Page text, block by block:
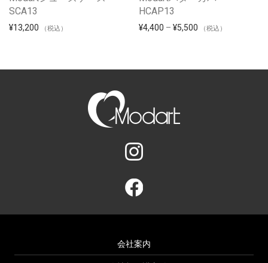
SCA13
¥13,200 （税込）
HCAP13
¥4,400 – ¥5,500 （税込）
会社案内